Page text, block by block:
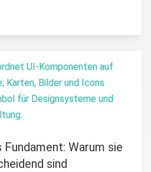
Warum sie
sind